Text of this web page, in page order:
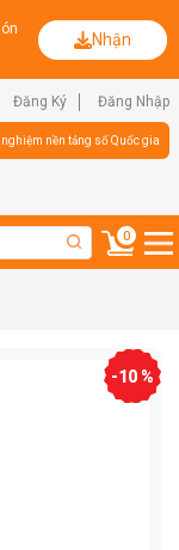
Nhận
Đăng Ký Đăng Nhập
nghiệm nền tảng số Quốc gia
0
-10 %